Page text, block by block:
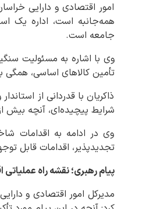
امور اقتصادی و دارایی
همه‌جانبه است، اداره یک
جامعه است.
وی با اشاره به مسئولیت
تأمین کالاهای اساسی، همگی
ذاکریان با قدردانی از
شرایط پیچیده‌ای، آنچه بیش
وی در ادامه به اقدامات
تجدیدپذیر، اقدامات قابل توجهی انجام شده و در اجرای
پیام رهبری؛ نقشه راه عملیاتی
مدیرکل امور اقتصادی و